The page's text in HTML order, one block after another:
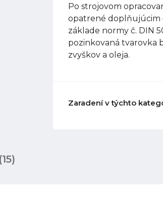
Po strojovom
opatrené doplňujúcim
základe normy č. DIN
pozinkovaná tvarovka
zvyškov a oleja.
Zaradení v týchto
(15)